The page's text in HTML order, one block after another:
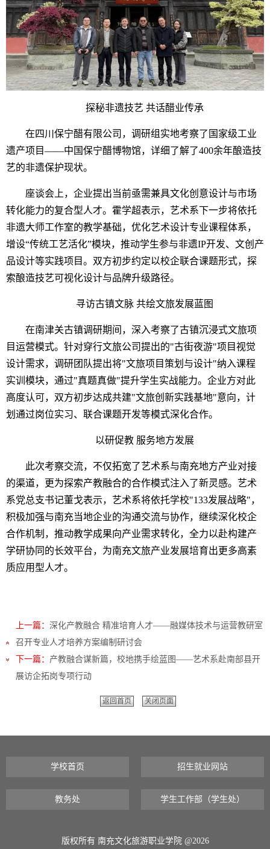
探秘非遗技艺 共话醋业传承
在四川保宁醋有限公司，调研组实地考察了国家级工业
遗产项目——中国保宁醋博物馆，详细了解了400余年酿造技
艺的非遗保护现状。
座谈会上，企业提出当前亟需兼具文化创意设计与市场
转化能力的复合型人才。霍学超表示，艺术系下一步将依托
非遗大师工作室的教学基础，优化艺术设计专业课程体系，
增设“传统工艺活化”模块，推动学生参与非遗IP开发、文创产
品设计等实践项目。双方初步约定以校企联合课题形式，探
索酿造技艺可视化设计与品牌升级路径。
寻访古镇文脉 共绘文旅发展蓝图
在南津关古镇调研期间，深入考察了古镇沉浸式文旅项
目运营模式。针对穿行文旅公司提出的"古街夜游"项目视觉
设计需求，调研团队提出将"文旅项目策划与设计"纳入课程
实训模块，通过"真题真做"提升学生实战能力。企业方对此
高度认可，双方初步达成共建"文旅创新实践基地"意向，计
划通过岗位实习、联合课题开发等模式深化合作。
以研促教 服务地方发展
此次考察交流，不仅拓宽了艺术系与南充地方产业对接
的渠道，更为探索产教融合的合作模式注入了新灵感。艺术
系党总支书记董戈表示，艺术系将依托学校"133发展战略"，
积极加强与南充当地企业的沟通交流与协作，继续深化校企
合作机制，推动教学成果向产业需求转化，全力以赴构建产
学研协同的长效平台，为南充文旅产业发展培育出更多高素
质应用型人才。
上一篇： 深化产教融合 精准培育人才——融媒体技术与运营教研室
召开专业人才培养方案编制研讨会
下一篇： 产教融合谋新篇，校地携手绘蓝图——艺术系赴南部县开
展访企拓岗专项行动
返回首页 关闭页面
学校首页 招生就业网站
教务处 学生工作部（学生处）
版权所有 南充文化旅游职业学院 @2026